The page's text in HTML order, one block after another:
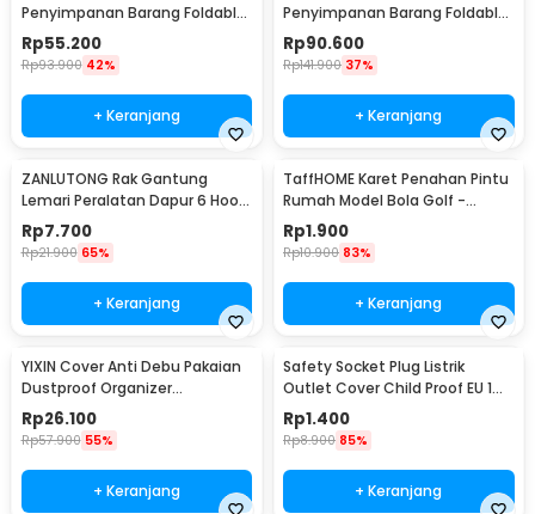
Penyimpanan Barang Foldable
Storage Box 30x30x30cm - L170
Rp55.200
Rp93.900 42%
+ Keranjang
Penyimpanan Barang Foldable
Storage Box 48x30x30cm - L170
Rp90.600
Rp141.900 37%
+ Keranjang
ZANLUTONG Rak Gantung
Lemari Peralatan Dapur 6 Hook
Besi - 2137
Rp7.700
Rp21.900 65%
+ Keranjang
TaffHOME Karet Penahan Pintu
Rumah Model Bola Golf -
HDS209
Rp1.900
Rp10.900 83%
+ Keranjang
YIXIN Cover Anti Debu Pakaian
Dustproof Organizer
60x30x110cm - PEVA
Rp26.100
Rp57.900 55%
+ Keranjang
Safety Socket Plug Listrik
Outlet Cover Child Proof EU 1
PCS
Rp1.400
Rp8.900 85%
+ Keranjang